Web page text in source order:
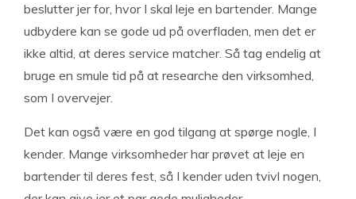
beslutter jer for, hvor I skal leje en bartender. Mange
udbydere kan se gode ud på overfladen, men det er
ikke altid, at deres service matcher. Så tag endelig at
bruge en smule tid på at researche den virksomhed,
som I overvejer.
Det kan også være en god tilgang at spørge nogle, I
kender. Mange virksomheder har prøvet at leje en
bartender til deres fest, så I kender uden tvivl nogen,